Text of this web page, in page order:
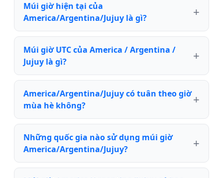
Múi giờ hiện tại của
America/Argentina/Jujuy là gì?
Múi giờ UTC của America / Argentina /
Jujuy là gì?
America/Argentina/Jujuy có tuân theo giờ
mùa hè không?
Những quốc gia nào sử dụng múi giờ
America/Argentina/Jujuy?